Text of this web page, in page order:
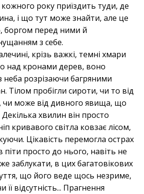
кожного року приїздить туди, де
і що тут може знайти, але це
боргом перед ними й
з себе.
крізь важкі, темні хмари
над кронами дерев, воно
неба розрізаючи багряними
Тілом пробігли сироти, чи то від
чи може від дивного явища, що
хвилин він просто
кривавого світла ковзає лісом,
Цікавість перемогла острах
піти просто до нього, навіть не
заблукати, в цих багатовікових
що його веде щось незриме,
відсутність... Прагнення